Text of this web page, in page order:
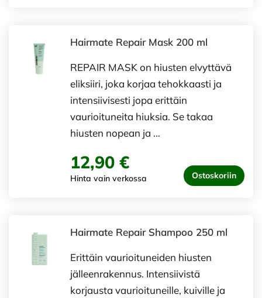
Hairmate Repair Mask 200 ml
REPAIR MASK on hiusten elvyttävä
eliksiiri, joka korjaa tehokkaasti ja
intensiivisesti jopa erittäin
vaurioituneita hiuksia. Se takaa
hiusten nopean ja …
12,90 €
Hinta vain verkossa Ostoskoriin
Hairmate Repair Shampoo 250 ml
Erittäin vaurioituneiden hiusten
jälleenrakennus. Intensiivistä
korjausta vaurioituneille, kuiville ja